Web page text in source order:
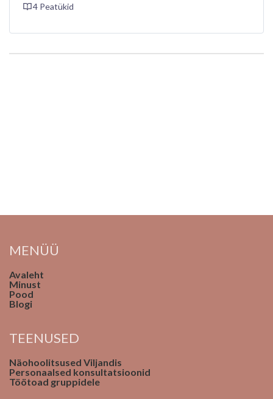
4 Peatükid
MENÜÜ
Avaleht
Minust
Pood
Blogi
TEENUSED
Näohoolitsused Viljandis
Personaalsed konsultatsioonid
Töötoad gruppidele